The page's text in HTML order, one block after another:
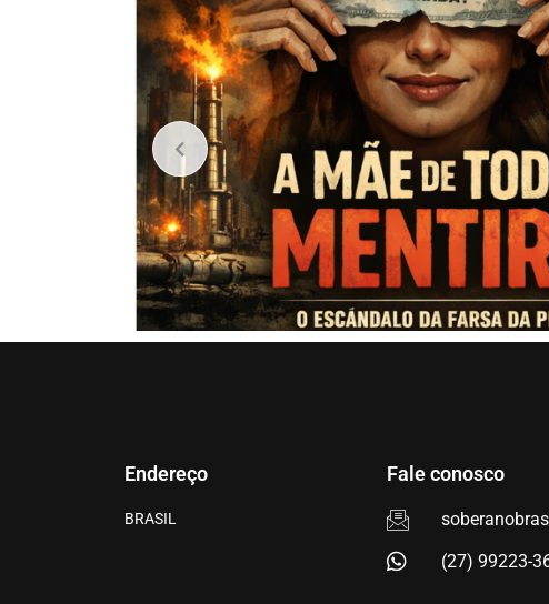
Endereço
BRASIL
Fale conosco
(27) 99223-